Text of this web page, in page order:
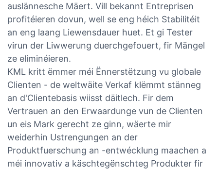
auslännesche Mäert. Vill bekannt Entreprisen
profitéieren dovun, well se eng héich Stabilitéit
an eng laang Liewensdauer huet. Et gi Tester
virun der Liwwerung duerchgefouert, fir Mängel
ze eliminéieren.
KML kritt ëmmer méi Ënnerstëtzung vu globale
Clienten - de weltwäite Verkaf klëmmt stänneg
an d'Clientebasis wiisst däitlech. Fir dem
Vertrauen an den Erwaardunge vun de Clienten
un eis Mark gerecht ze ginn, wäerte mir
weiderhin Ustrengungen an der
Produktfuerschung an -entwécklung maachen a
méi innovativ a käschtegënschteg Produkter fir